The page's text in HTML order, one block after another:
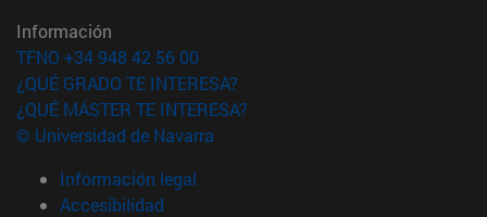
Información
TFNO +34 948 42 56 00
¿QUÉ GRADO TE INTERESA?
¿QUÉ MÁSTER TE INTERESA?
© Universidad de Navarra
Información legal
Accesibilidad